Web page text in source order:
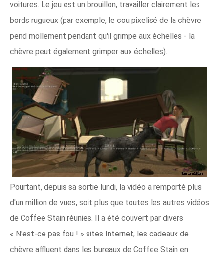
voitures. Le jeu est un brouillon, travailler clairement les
bords rugueux (par exemple, le cou pixelisé de la chèvre
pend mollement pendant qu'il grimpe aux échelles - la
chèvre peut également grimper aux échelles).
Pourtant, depuis sa sortie lundi, la vidéo a remporté plus
d'un million de vues, soit plus que toutes les autres vidéos
de Coffee Stain réunies. Il a été couvert par divers
« N'est-ce pas fou ! » sites Internet, les cadeaux de
chèvre affluent dans les bureaux de Coffee Stain en